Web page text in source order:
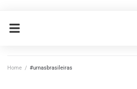
Home / #urnasbrasileiras